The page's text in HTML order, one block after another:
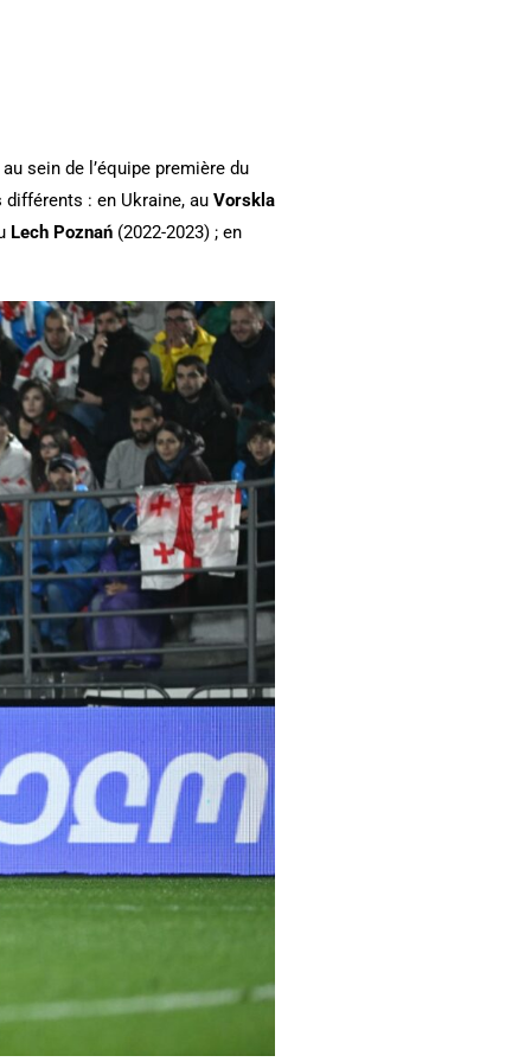
sein de l’équipe première du
: en Ukraine, au Vorskla
Lech Poznań (2022-2023) ; en